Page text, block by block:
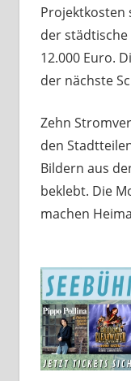
Projektkosten
der städtische
12.000 Euro.
der nächste
Zehn
den
Bildern aus
beklebt. Die
machen